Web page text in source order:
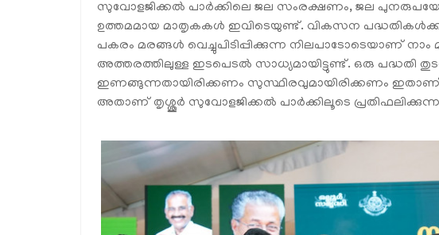
സുവോളജിക്കല്‍ പാര്‍ക്കിലെ ജല സംരക്ഷണം, ജല
ഉത്തമമായ മാതൃകകള്‍ ഇവിടെയുണ്ട്. വികസന
പകരം മരങ്ങള്‍ വെച്ചുപിടിപ്പിക്കുന്ന നിലപാടോടെയാണ്
അത്തരത്തിലുള്ള ഇടപെടല്‍ സാധ്യമായിട്ടുണ്ട്. ഒരു പദ്ധതി
ഇണങ്ങുന്നതായിരിക്കണം സുസ്ഥിരവുമായിരിക്കണം ഇതാണ്
അതാണ് തൃശ്ശൂര്‍ സുവോളജിക്കല്‍ പാര്‍ക്കിലൂടെ